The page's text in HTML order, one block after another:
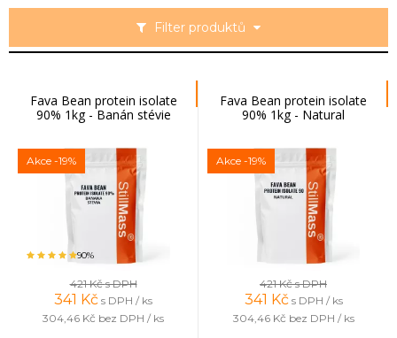
Filter produktů
Fava Bean protein isolate
90% 1kg - Banán stévie
Akce -19%
90%
421 Kčs DPH
341 Kč s DPH / ks
304,46 Kč bez DPH / ks
Fava Bean protein isolate
90% 1kg - Natural
Akce -19%
421 Kčs DPH
341 Kč s DPH / ks
304,46 Kč bez DPH / ks